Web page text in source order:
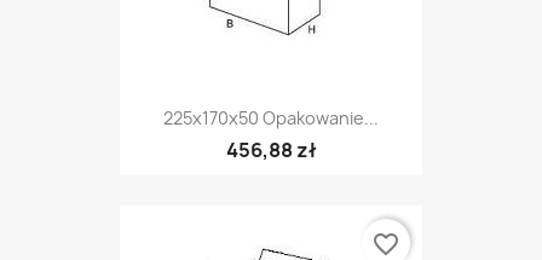
225x170x50 Opakowanie...
456,88 zł
favorite_border